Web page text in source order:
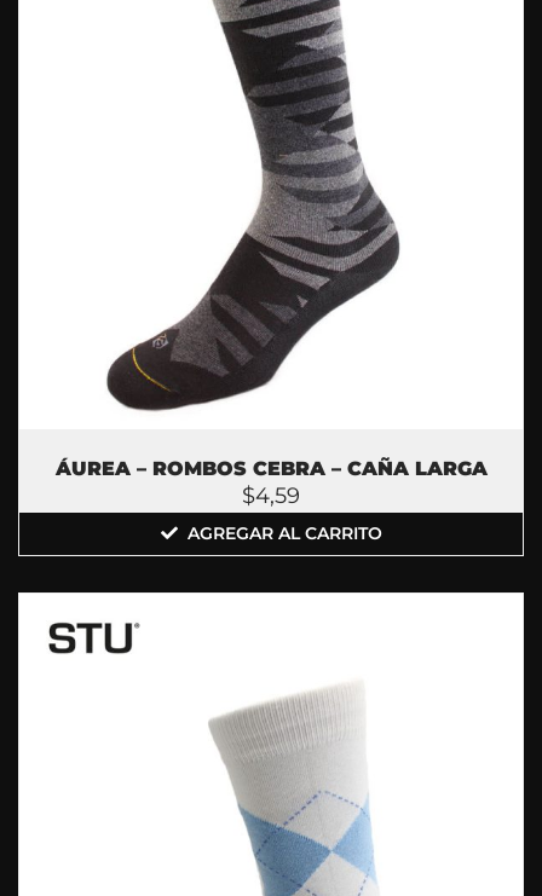
ÁUREA – ROMBOS CEBRA – CAÑA LARGA
$4,59
AGREGAR AL CARRITO